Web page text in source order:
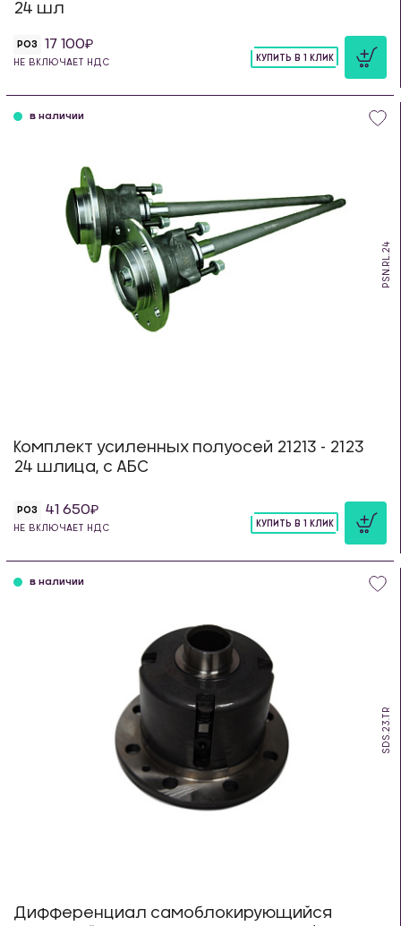
24 шл
РОЗ 17 100
НЕ ВКЛЮЧАЕТ НДС
КУПИТЬ В 1 КЛИК
PSN.RL.24
в наличии
Комплект усиленных полуосей 21213 - 2123
24 шлица, с АБС
РОЗ 41 650
НЕ ВКЛЮЧАЕТ НДС
КУПИТЬ В 1 КЛИК
SDS.23.TR
в наличии
Дифференциал самоблокирующийся